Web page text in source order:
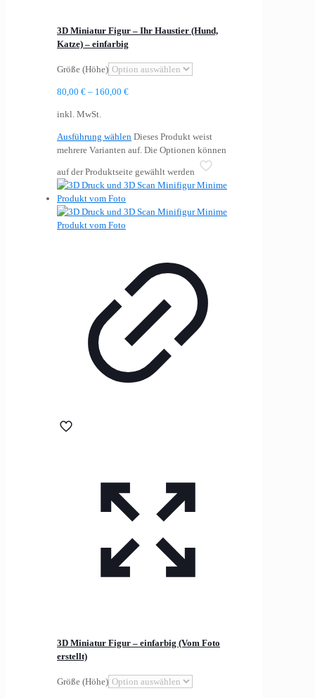
3D Miniatur Figur – Ihr Haustier (Hund,
Katze) – einfarbig
Größe (Höhe)
80,00 € – 160,00 €
inkl. MwSt.
Ausführung wählen Dieses Produkt weist
mehrere Varianten auf. Die Optionen können
auf der Produktseite gewählt werden
3D Miniatur Figur – einfarbig (Vom Foto
erstellt)
Größe (Höhe)